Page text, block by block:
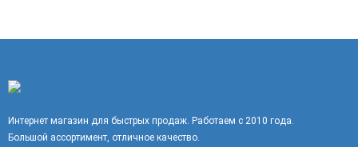
Интернет магазин для быстрых продаж. Работаем с 2010 года.
Большой ассортимент, отличное качество.